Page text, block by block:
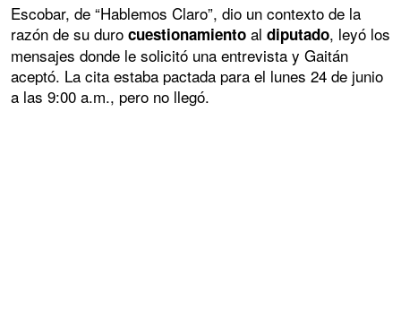
Escobar, de “Hablemos Claro”, dio un contexto de la
razón de su duro cuestionamiento al diputado, leyó los
mensajes donde le solicitó una entrevista y Gaitán
aceptó. La cita estaba pactada para el lunes 24 de junio
a las 9:00 a.m., pero no llegó.